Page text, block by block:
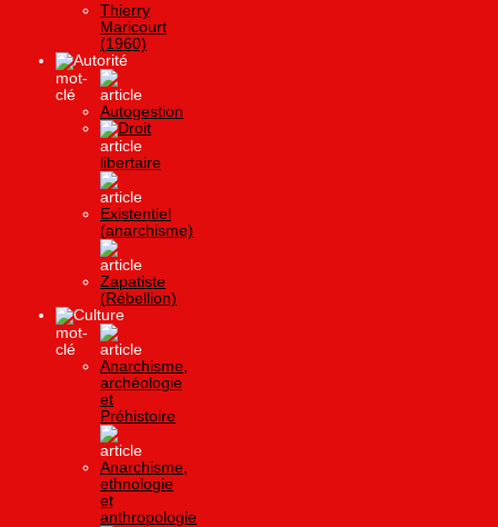
Thierry
Maricourt
(1960)
Autorité
Autogestion
Droit
libertaire
Existentiel
(anarchisme)
Zapatiste
(Rébellion)
Culture
Anarchisme,
archéologie
et
Préhistoire
Anarchisme,
ethnologie
et
anthropologie